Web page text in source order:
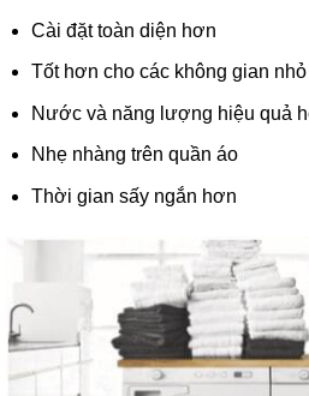
Cài đặt toàn diện hơn
Tốt hơn cho các không gian nhỏ
Nước và năng lượng hiệu quả
Nhẹ nhàng trên quần áo
Thời gian sấy ngắn hơn